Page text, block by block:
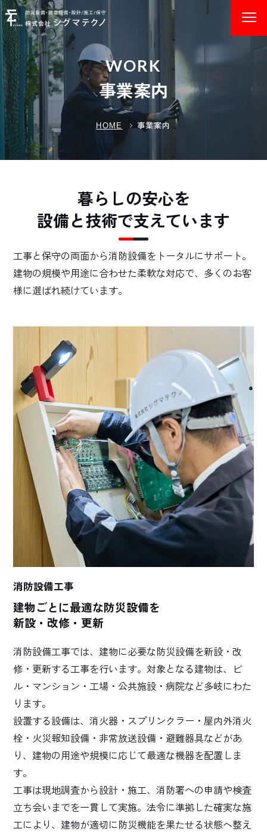
WORK
事業案内
HOME 事業案内
暮らしの安心を
設備と技術で支えています
工事と保守の両面から消防設備をトータルにサポート。
建物の規模や用途に合わせた柔軟な対応で、多くのお客
様に選ばれ続けています。
消防設備工事
建物ごとに最適な防災設備を
新設・改修・更新
消防設備工事では、建物に必要な防災設備を新設・改
修・更新する工事を行います。対象となる建物は、ビ
ル・マンション・工場・公共施設・病院など多岐にわた
ります。
設置する設備は、消火器・スプリンクラー・屋内外消火
栓・火災報知設備・非常放送設備・避難器具などがあ
り、建物の用途や規模に応じて最適な機器を配置しま
す。
工事は現地調査から設計・施工、消防署への申請や検査
立ち会いまでを一貫して実施。法令に準拠した確実な施
工により、建物が適切に防災機能を果たせる状態へ整え